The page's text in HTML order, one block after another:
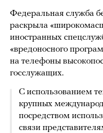
Федеральная служба
раскрыла
иностранных
«вредоносного
на телефоны
госслужащих.
С использованием
крупных
посредством
связи